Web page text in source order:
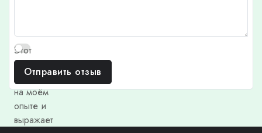
Этот
отзыв
основан
на моём
опыте и
выражает
Отправить отзыв